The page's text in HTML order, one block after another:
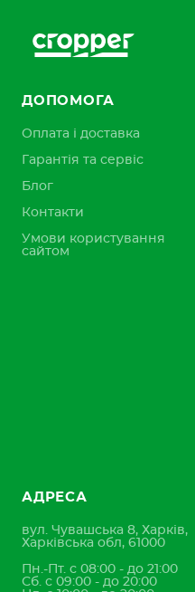
ДОПОМОГА
Оплата і доставка
Гарантія та сервіс
Блог
Контакти
Умови користування
сайтом
АДРЕСА
вул. Чувашська 8, Харків,
Харківська обл, 61000
Пн.-Пт. с 08:00 - до 21:00
Сб. с 09:00 - до 20:00